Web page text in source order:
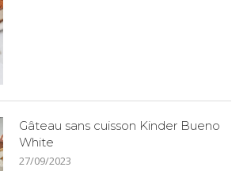
Gâteau sans cuisson Kinder Bueno
White
27/09/2023